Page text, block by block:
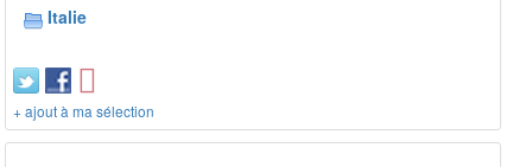
Italie
+ ajout à ma sélection